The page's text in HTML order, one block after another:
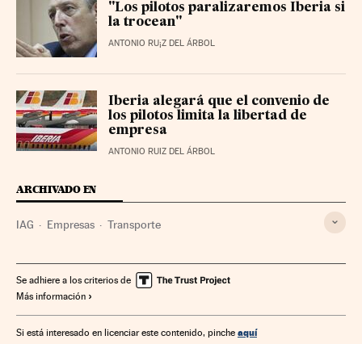
"Los pilotos paralizaremos Iberia si
la trocean"
ANTONIO RU¡Z DEL ÁRBOL
Iberia alegará que el convenio de
los pilotos limita la libertad de
empresa
ANTONIO RUIZ DEL ÁRBOL
ARCHIVADO EN
IAG Empresas Transporte
Se adhiere a los criterios de
Más información
Si está interesado en licenciar este contenido, pinche aquí